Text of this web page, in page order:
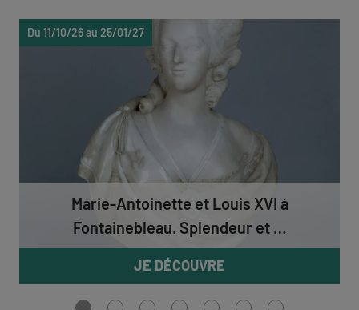
Du 11/10/26 au 25/01/27
Marie-Antoinette et Louis XVI à
Fontainebleau. Splendeur et …
JE DÉCOUVRE